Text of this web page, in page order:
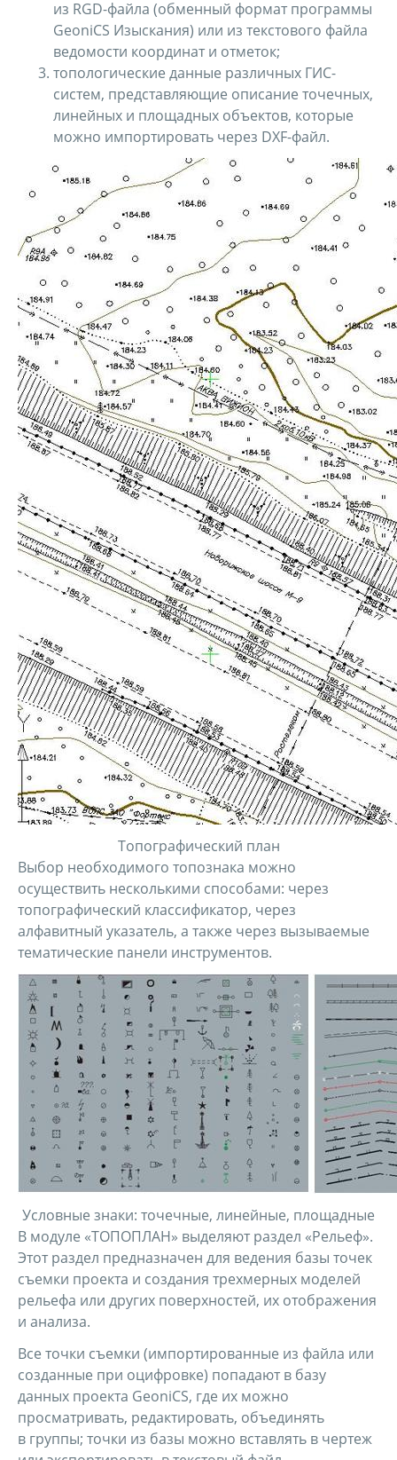
из RGD-файла (обменный формат программы
GeoniCS Изыскания) или из текстового файла
ведомости координат и отметок;
топологические данные различных ГИС-
систем, представляющие описание точечных,
линейных и площадных объектов, которые
можно импортировать через DXF-файл.
Топографический план
Выбор необходимого топознака можно
осуществить несколькими способами: через
топографический классификатор, через
алфавитный указатель, а также через вызываемые
тематические панели инструментов.
Условные знаки: точечные, линейные, площадные
В модуле «ТОПОПЛАН» выделяют раздел «Рельеф».
Этот раздел предназначен для ведения базы точек
съемки проекта и создания трехмерных моделей
рельефа или других поверхностей, их отображения
и анализа.
Все точки съемки (импортированные из файла или
созданные при оцифровке) попадают в базу
данных проекта GeoniCS, где их можно
просматривать, редактировать, объединять
в группы; точки из базы можно вставлять в чертеж